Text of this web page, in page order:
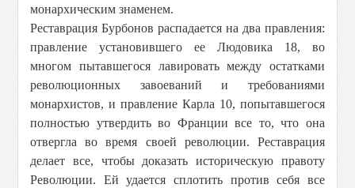
монархическим знаменем.
Реставрация Бурбонов распадается на два правления:
правление установившего ее Людовика 18, во
многом пытавшегося лавировать между остатками
революционных завоеваний и требованиями
монархистов, и правление Карла 10, попытавшегося
полностью утвердить во Франции все то, что она
отвергла во время своей революции. Реставрация
делает все, чтобы доказать историческую правоту
Революции. Ей удается сплотить против себя все